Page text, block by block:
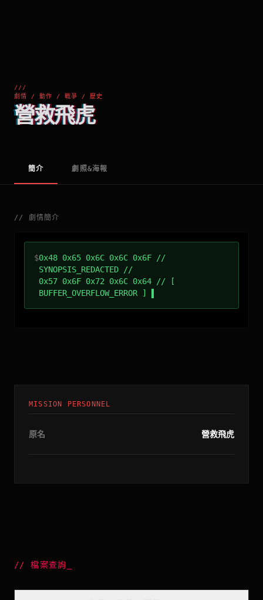
///
劇情 / 動作 / 戰爭 / 歷史
營救飛虎
簡介 劇照&海報
// 劇情簡介
$0x48 0x65 0x6C 0x6C 0x6F //
SYNOPSIS_REDACTED //
0x57 0x6F 0x72 0x6C 0x64 // [
BUFFER_OVERFLOW_ERROR ]
MISSION PERSONNEL
原名 營救飛虎
//檔案查詢